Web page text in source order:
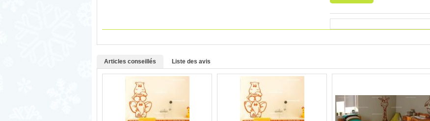
Articles conseillés Liste des avis